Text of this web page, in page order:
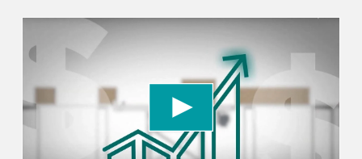
We use a third party service to embed video
content that may collect data about your activity.
Please review the details and accept the service
to watch this video.